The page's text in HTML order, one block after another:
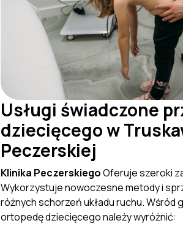
Usługi świadczone
dziecięcego w
Peczerskiej
Klinika PeczerskiegoOferuje szeroki
Wykorzystuje nowoczesne metody i
różnych schorzeń układu ruchu. Wśród
ortopedę dziecięcego należy wyróżnić: